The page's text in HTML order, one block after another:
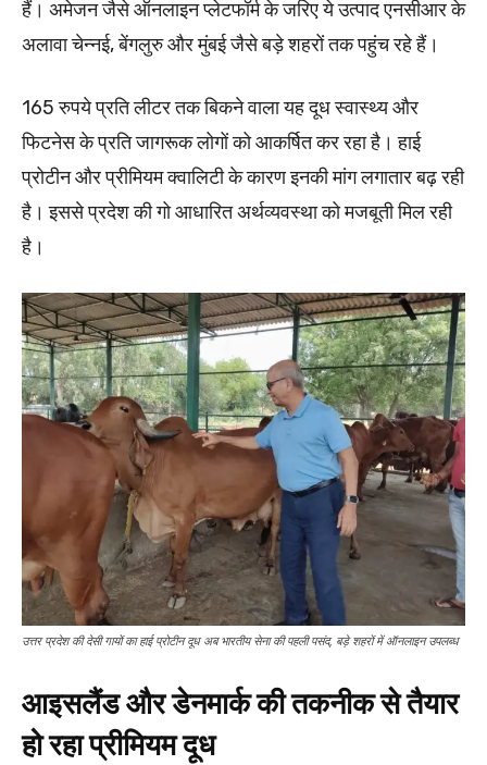
हैं। अमेजन जैसे ऑनलाइन प्लेटफॉर्म के जरिए ये उत्पाद एनसीआर के
अलावा चेन्नई, बेंगलुरु और मुंबई जैसे बड़े शहरों तक पहुंच रहे हैं।
165 रुपये प्रति लीटर तक बिकने वाला यह दूध स्वास्थ्य और
फिटनेस के प्रति जागरूक लोगों को आकर्षित कर रहा है। हाई
प्रोटीन और प्रीमियम क्वालिटी के कारण इनकी मांग लगातार बढ़ रही
है। इससे प्रदेश की गो आधारित अर्थव्यवस्था को मजबूती मिल रही
है।
उत्तर प्रदेश की देसी गायों का हाई प्रोटीन दूध अब भारतीय सेना की पहली पसंद, बड़े शहरों में ऑनलाइन उपलब्ध
आइसलैंड और डेनमार्क की तकनीक से तैयार
हो रहा प्रीमियम दूध